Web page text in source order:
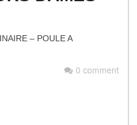
– POULE A
0 comment